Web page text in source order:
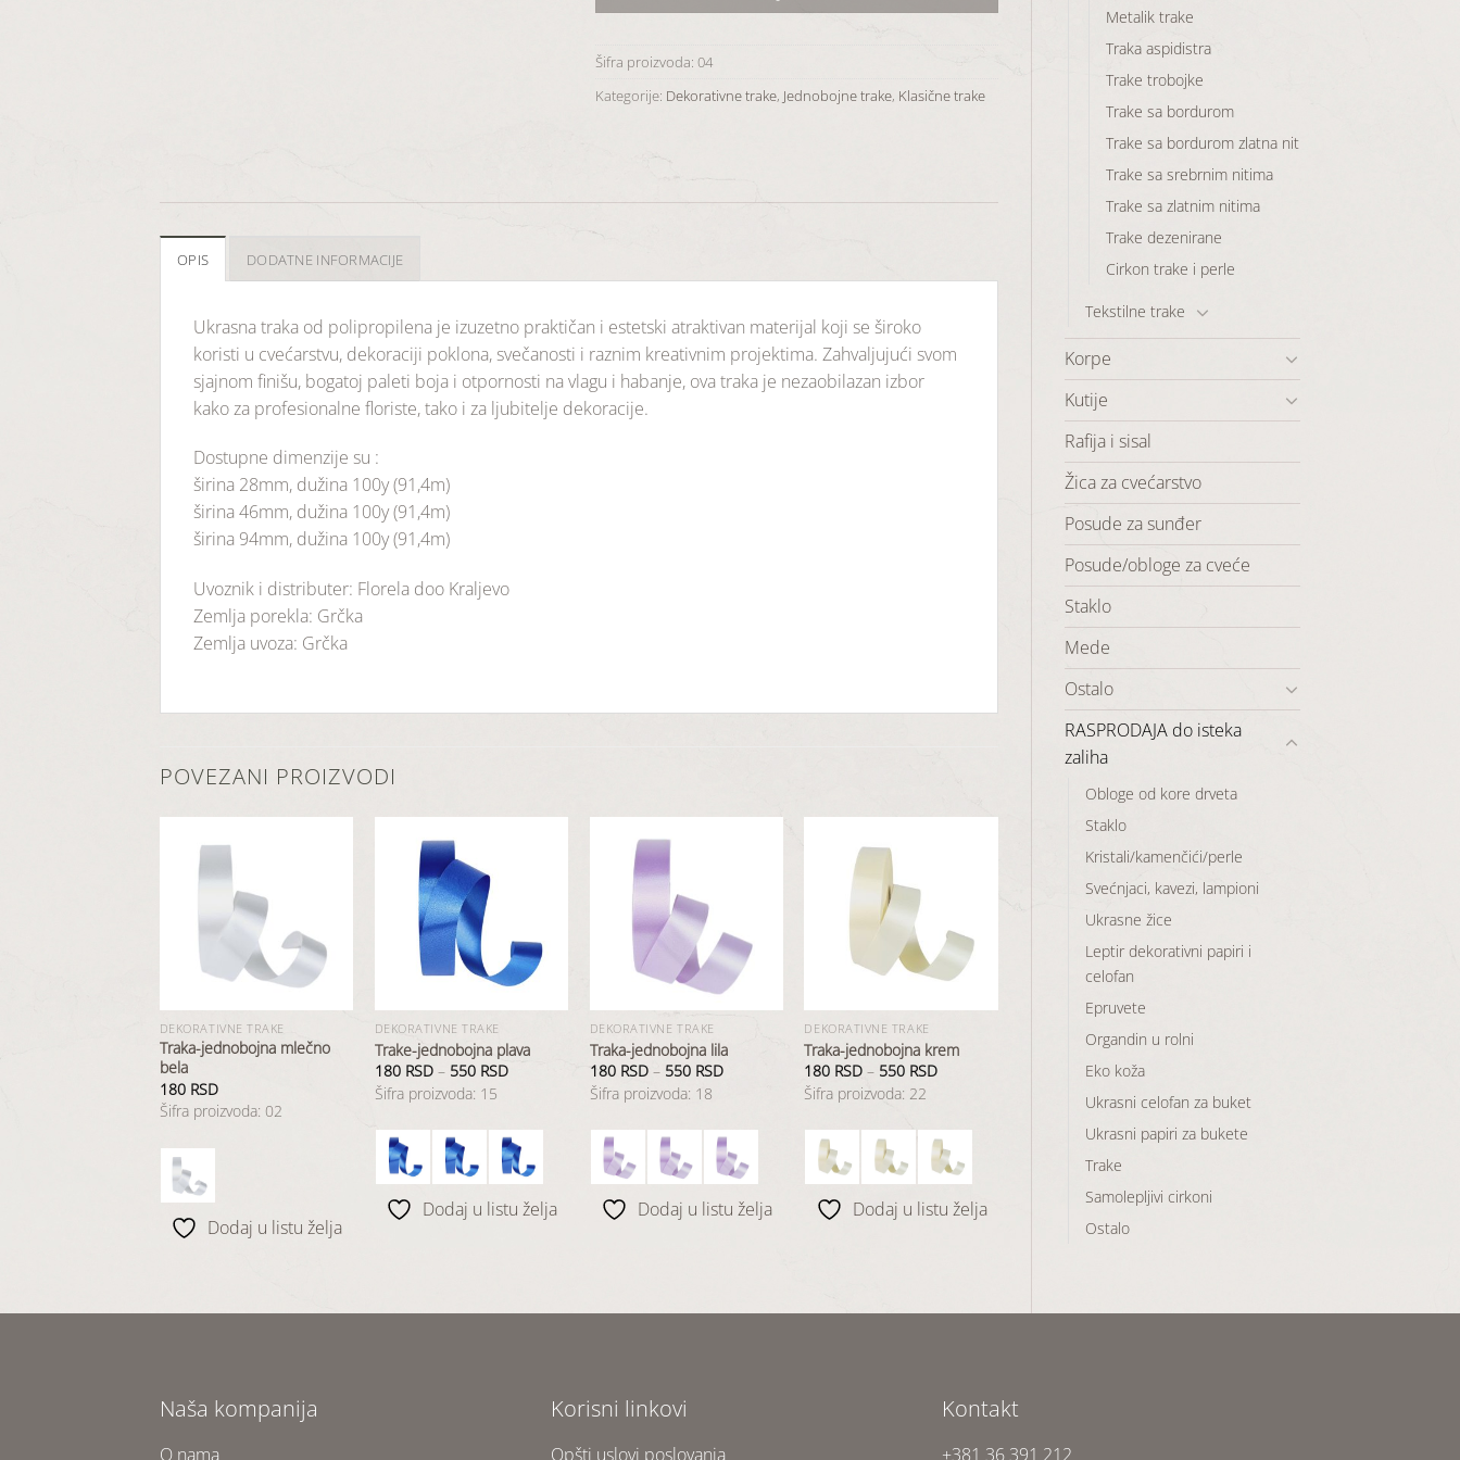
Metalik trake
Traka aspidistra
Trake trobojke
Trake sa bordurom
Trake sa bordurom zlatna nit
Trake sa srebrnim nitima
Trake sa zlatnim nitima
Trake dezenirane
Cirkon trake i perle
Tekstilne trake
Korpe
Kutije
Rafija i sisal
Žica za cvećarstvo
Posude za sunđer
Posude/obloge za cveće
Staklo
Mede
Ostalo
RASPRODAJA do isteka
zaliha
Obloge od kore drveta
Staklo
Kristali/kamenčići/perle
Svećnjaci, kavezi, lampioni
Ukrasne žice
Leptir dekorativni papiri i
celofan
Epruvete
Organdin u rolni
Eko koža
Ukrasni celofan za buket
Ukrasni papiri za bukete
Trake
Samolepljivi cirkoni
Ostalo
Šifra proizvoda: 04
Kategorije: Dekorativne trake, Jednobojne trake, Klasične trake
OPIS DODATNE INFORMACIJE
Ukrasnatraka od polipropilena je izuzetno praktičan i estetski atraktivan materijal koji se široko
koristi u cvećarstvu, dekoraciji poklona, svečanosti i raznim kreativnim projektima. Zahvaljujući svom
sjajnom finišu, bogatoj paleti boja i otpornosti navlagu i habanje, ovatraka je nezaobilazan izbor
kakoza profesionalne floriste,tako i za ljubitelje dekoracije.
Dostupne dimenzije su :
širina 28mm, dužina 100y (91,4m)
širina 46mm, dužina 100y (91,4m)
širina 94mm, dužina 100y (91,4m)
Uvoznik i distributer: Florela doo Kraljevo
Zemlja porekla: Grčka
Zemlja uvoza: Grčka
POVEZANI PROIZVODI
listu
želja
DEKORATIVNE TRAKE
Traka-jednobojna mlečno
bela
180 RSD
Šifra proizvoda: 02
Dodaj u listu želja
listu
želja
DEKORATIVNE TRAKE
Trake-jednobojna plava
180 RSD– 550 RSD
Šifra proizvoda: 15
Dodaj u listu želja
listu
želja
DEKORATIVNE TRAKE
Traka-jednobojna lila
180 RSD– 550 RSD
Šifra proizvoda: 18
Dodaj u listu želja
listu
želja
DEKORATIVNE TRAKE
Traka-jednobojna krem
180 RSD – 550 RSD
Šifra proizvoda: 22
Dodaj u listu želja
Naša kompanija
O nama
Korisni linkovi
Opšti uslovi poslovanja
Kontakt
+381 36 391 212